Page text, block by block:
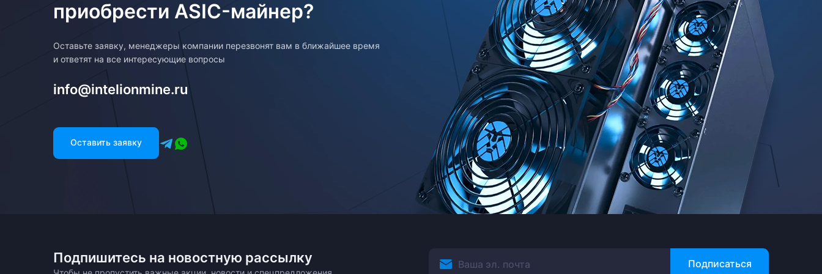
приобрести ASIC-майнер?
Оставьте заявку, менеджеры компании перезвонят вам в ближайшее время
и ответят на все интересующие вопросы
info@intelionmine.ru
Оставить заявку
Подпишитесь на новостную рассылку Подписаться